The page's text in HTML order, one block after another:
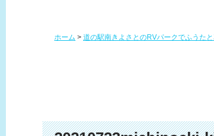
ホーム > 道の駅南きよさとのRVパークでふうた